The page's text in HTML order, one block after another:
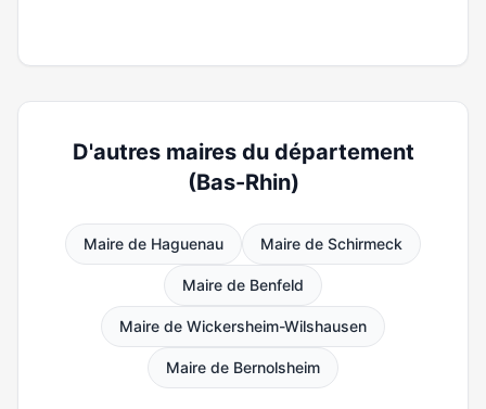
D'autres maires du département
(Bas-Rhin)
Maire de Haguenau Maire de Schirmeck
Maire de Benfeld
Maire de Wickersheim-Wilshausen
Maire de Bernolsheim